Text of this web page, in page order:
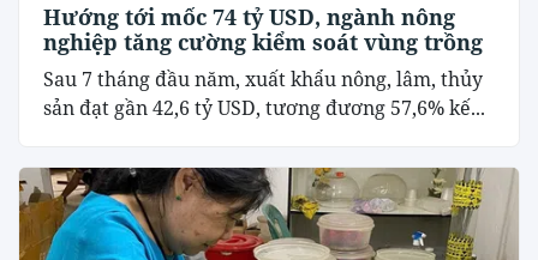
Hướng tới mốc 74 tỷ USD, ngành nông
nghiệp tăng cường kiểm soát vùng trồng
Sau 7 tháng đầu năm, xuất khẩu nông, lâm, thủy
sản đạt gần 42,6 tỷ USD, tương đương 57,6% kế...